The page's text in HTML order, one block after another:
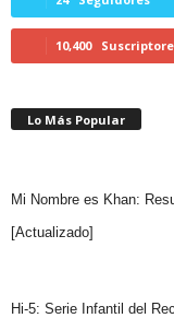
10,400
Lo Más Popular
Mi Nombre es Khan:
[Actualizado]
Hi-5: Serie Infantil del